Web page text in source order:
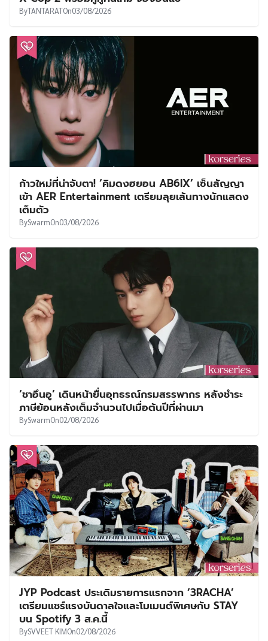
ByTANTARATOn03/08/2026
ก้าวใหม่ที่น่าจับตา! ‘คิมดงฮยอน AB6IX’ เซ็นสัญญา
เข้า AER Entertainment เตรียมลุยเส้นทางนักแสดง
เต็มตัว
BySwarmOn03/08/2026
‘ชาอึนอู’ เดินหน้ายื่นอุทธรณ์กรมสรรพากร หลังชำระ
ภาษีย้อนหลังเต็มจำนวนไปเมื่อต้นปีที่ผ่านมา
BySwarmOn02/08/2026
JYP Podcast ประเดิมรายการแรกจาก ‘3RACHA’
เตรียมแชร์แรงบันดาลใจและโมเมนต์พิเศษกับ STAY
บน Spotify 3 ส.ค.นี้
BySVVEET KIMOn02/08/2026